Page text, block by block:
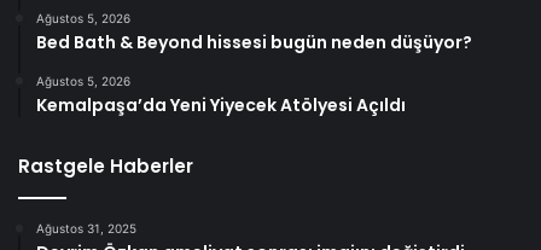
Ağustos 5, 2026
Bed Bath & Beyond hissesi bugün neden düşüyor?
Ağustos 5, 2026
Kemalpaşa’da Yeni Yiyecek Atölyesi Açıldı
Rastgele Haberler
Ağustos 31, 2025